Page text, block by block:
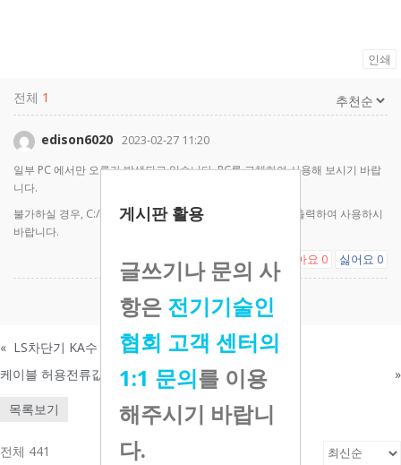
게시판 활용
글쓰기나 문의 사
항은 전기기술인
협회 고객 센터의
1:1 문의를 이용
해주시기 바랍니
다.
인쇄
전체 1
edison6020 2023-02-27 11:20
일부 PC 에서만 오류가 발생되고 있습니다. PC를 교체하여 사용해 보시기 바랍
니다.
불가하실 경우, C:/KEEA/OUT 폴더에서 최근 생성된 엑셀로 출력하여 사용하시
바랍니다.
좋아요 0 싫어요 0
댓글을 남기려면로그인하세요.
« LS차단기 KA수 적용
케이블 허용전류값
»
목록보기
전체 441